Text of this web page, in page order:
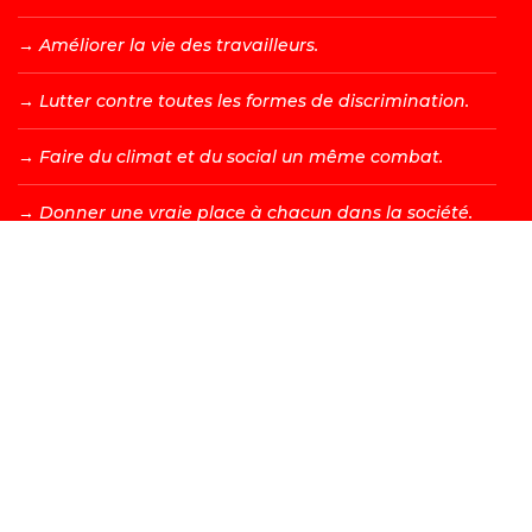
→ Améliorer la vie des travailleurs.
→ Lutter contre toutes les formes de discrimination.
→ Faire du climat et du social un même combat.
→ Donner une vraie place à chacun dans la société.